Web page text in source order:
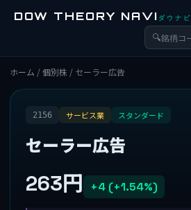
DOW THEORY NAVI ダウナビ
🔍
ホーム /個別株 / セーラー広告
2156 サービス業 スタンダード
セーラー広告
263円 +4 (+1.54%)